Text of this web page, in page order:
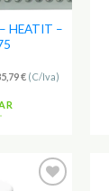
HEATIT –
€(C/Iva)